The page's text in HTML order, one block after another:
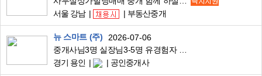
서울 강남
부동산중개
뉴 스마트 (주)
2026-07-06
경기 용인
공인중개사